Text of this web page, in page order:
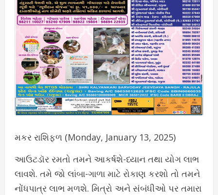
મકર રાશિફળ (Monday, January 13, 2025)
આઉટડૉર રમતો તમને આકર્ષશે-ધ્યાન તથા યોગ લાભ
લાવશે. તમે જો લાંબા-ગાળા માટે રોકાણ કરશો તો તમને
નોંધપાત્ર લાભ મળશે. મિત્રો અને સંબંધીઓ પર તમારા